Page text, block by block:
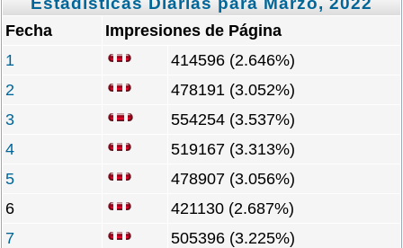
Fecha
Impresiones de Página
1
414596 (2.646%)
2
478191 (3.052%)
3
554254 (3.537%)
4
519167 (3.313%)
5
478907 (3.056%)
6
421130 (2.687%)
7
505396 (3.225%)